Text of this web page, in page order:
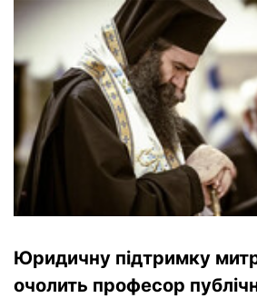
Юридичну підтримку
очолить професор